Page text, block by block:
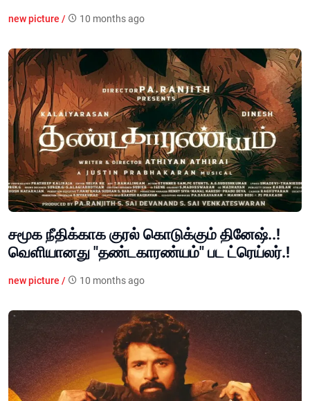
new picture / 10 months ago
சமூக நீதிக்காக குரல் கொடுக்கும் தினேஷ்..!
வெளியானது "தண்டகாரண்யம்" பட ட்ரெய்லர்.!
new picture / 10 months ago